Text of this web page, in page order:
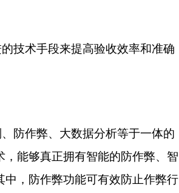
技术手段来提高验收效率和准确
防作弊、大数据分析等于一体的
能够真正拥有智能的防作弊、智
，防作弊功能可有效防止作弊行